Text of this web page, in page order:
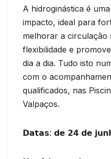
A hidroginástica é
impacto, ideal para
melhorar a circulação
flexibilidade e
dia a dia. Tudo isto
com o
qualificados, nas
Valpaços.
𝗗𝗮𝘁𝗮𝘀: 𝗱𝗲 𝟮𝟰 𝗱𝗲